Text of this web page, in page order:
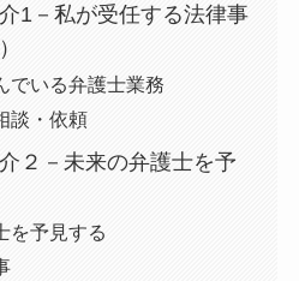
1－私が受任する法律事
でいる弁護士業務
談・依頼
２－未来の弁護士を予
を予見する